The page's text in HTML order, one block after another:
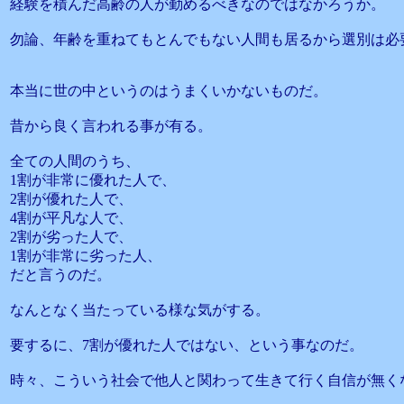
経験を積んだ高齢の人が勤めるべきなのではなかろうか。
勿論、年齢を重ねてもとんでもない人間も居るから選別は必
本当に世の中というのはうまくいかないものだ。
昔から良く言われる事が有る。
全ての人間のうち、
1割が非常に優れた人で、
2割が優れた人で、
4割が平凡な人で、
2割が劣った人で、
1割が非常に劣った人、
だと言うのだ。
なんとなく当たっている様な気がする。
要するに、7割が優れた人ではない、という事なのだ。
時々、こういう社会で他人と関わって生きて行く自信が無く